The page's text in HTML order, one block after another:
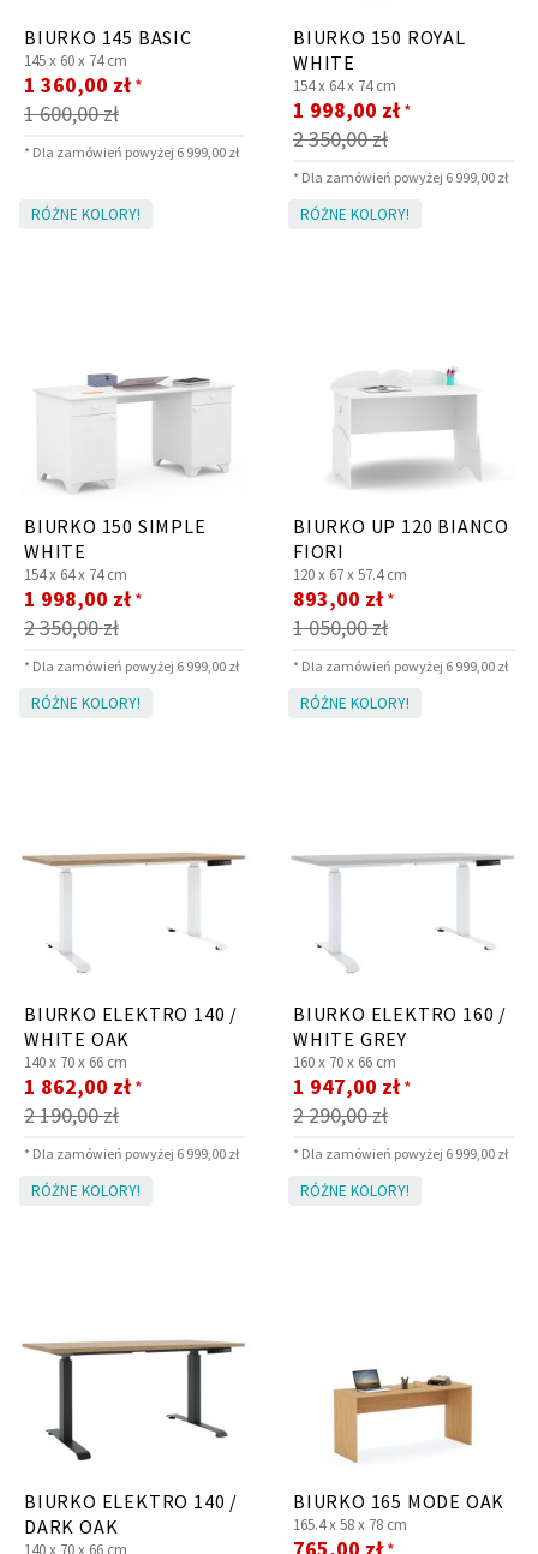
BIURKO 145 BASIC
145 x 60 x 74 cm
1 600,00 zł
Cena
promocyjna
1 360,00 zł *
* Dla zamówień powyżej 6 999,00 zł
BIURKO 150 ROYAL
WHITE
154 x 64 x 74 cm
2 350,00 zł
Cena
promocyjna
1 998,00 zł *
* Dla zamówień powyżej 6 999,00 zł
RÓŻNE KOLORY!
BIURKO 150 SIMPLE
WHITE
154 x 64 x 74 cm
2 350,00 zł
Cena
promocyjna
1 998,00 zł *
* Dla zamówień powyżej 6 999,00 zł
RÓŻNE KOLORY!
BIURKO UP 120 BIANCO
FIORI
120 x 67 x57.4 cm
1 050,00 zł
Cena
promocyjna
893,00 zł *
* Dla zamówień powyżej 6 999,00 zł
RÓŻNE KOLORY!
BIURKO ELEKTRO 140 /
WHITE OAK
140 x 70 x 66 cm
2 190,00 zł
Cena
promocyjna
1 862,00 zł *
* Dla zamówień powyżej 6 999,00 zł
RÓŻNE KOLORY!
BIURKO ELEKTRO 160 /
WHITE GREY
160 x 70 x 66 cm
2 290,00 zł
Cena
promocyjna
1 947,00 zł *
* Dla zamówień powyżej 6 999,00 zł
RÓŻNE KOLORY!
BIURKO ELEKTRO 140 /
DARK OAK
RÓŻNE KOLORY!
BIURKO 165 MODE OAK
165.4 x58 x 78 cm
Cena